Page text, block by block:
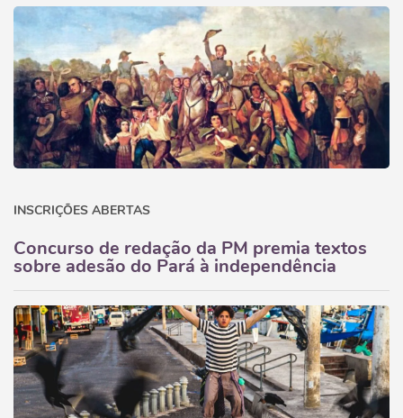
INSCRIÇÕES ABERTAS
Concurso de redação da PM premia textos
sobre adesão do Pará à independência